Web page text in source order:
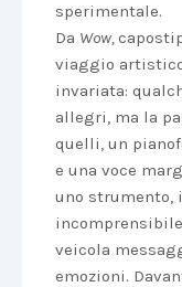
sperimentale.
Da Wow,
viaggio
invariata:
allegri, ma la
quelli, un
e una voce
uno strumento,
incomprensibile
veicola
emozioni.